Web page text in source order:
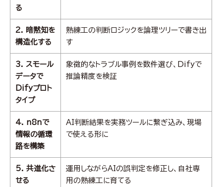
る
2. 暗黙知を
構造化する
熟練工の判断ロジックを論理ツリーで書き出
す
3. スモール
データで
Difyプロト
タイプ
象徴的なトラブル事例を数件選び、Difyで
推論精度を検証
4. n8nで
情報の循環
路を構築
AI判断結果を実務ツールに繋ぎ込み、現場
で使える形に
5. 共進化さ
せる
運用しながらAIの誤判定を修正し、自社専
用の熟練工に育てる